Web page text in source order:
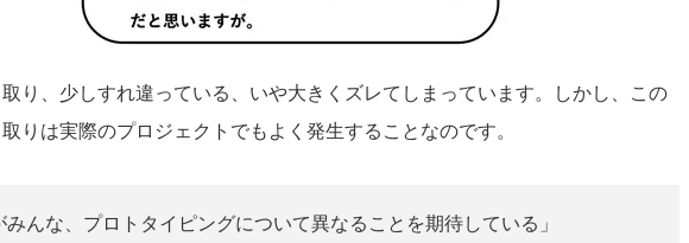
り、少しすれ違っている、いや大きくズレてしまっています。しかし、この
りは実際のプロジェクトでもよく発生することなのです。
みんな、プロトタイピングについて異なることを期待している」